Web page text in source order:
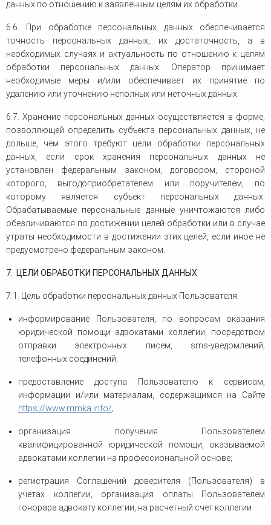
данных по отношению к заявленным целям их обработки.
6.6. При обработке персональных данных обеспечивается
точность персональных данных, их достаточность, а в
необходимых случаях и актуальность по отношению к целям
обработки персональных данных. Оператор принимает
необходимые меры и/или обеспечивает их принятие по
удалению или уточнению неполных или неточных данных.
6.7. Хранение персональных данных осуществляется в форме,
позволяющей определить субъекта персональных данных, не
дольше, чем этого требуют цели обработки персональных
данных, если срок хранения персональных данных не
установлен федеральным законом, договором, стороной
которого, выгодоприобретателем или поручителем, по
которому является субъект персональных данных.
Обрабатываемые персональные данные уничтожаются либо
обезличиваются по достижении целей обработки или в случае
утраты необходимости в достижении этих целей, если иное не
предусмотрено федеральным законом.
7. ЦЕЛИ ОБРАБОТКИ ПЕРСОНАЛЬНЫХ ДАННЫХ
7.1. Цель обработки персональных данных Пользователя:
информирование Пользователя, по вопросам оказания
юридической помощи адвокатами коллегии, посредством
отправки электронных писем, sms-уведомлений,
телефонных соединений;
предоставление доступа Пользователю к сервисам,
информации и/или материалам, содержащимся на Сайте
https://www.mmka.info/;
организация получения Пользователем
квалифицированной юридической помощи, оказываемой
адвокатами коллегии на профессиональной основе;
регистрация Соглашений доверителя (Пользователя) в
учетах коллегии, организация оплаты Пользователем
гонорара адвокату коллегии, на расчетный счет коллегии